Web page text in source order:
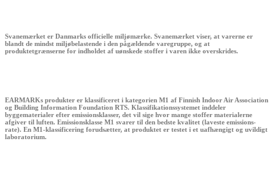
Svanemærket er Danmarks officielle miljømærke. Svanemærket viser, at varerne er
blandt de mindst miljøbelastende i den pågældende varegruppe, og at
produktetgrænserne for indholdet af uønskede stoffer i varen ikke overskrides.
EARMARKs produkter er klassificeret i kategorien M1 af Finnish Indoor Air Association
og Building Information Foundation RTS. Klassifikationssystemet inddeler
byggematerialer efter emissionsklasser, det vil sige hvor mange stoffer materialerne
afgiver til luften. Emissionsklasse M1 svarer til den bedste kvalitet (laveste emissions-
rate). En M1-klassificering forudsætter, at produktet er testet i et uafhængigt og uvildigt
laboratorium.